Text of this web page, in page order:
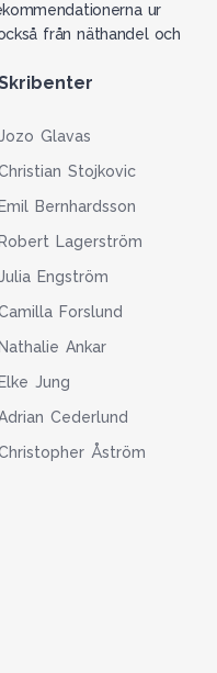
ur
från näthandel och
Glavas
Stojkovic
Emil Bernhardsson
Robert Lagerström
Engström
Forslund
Nathalie Ankar
Elke Jung
Cederlund
Åström